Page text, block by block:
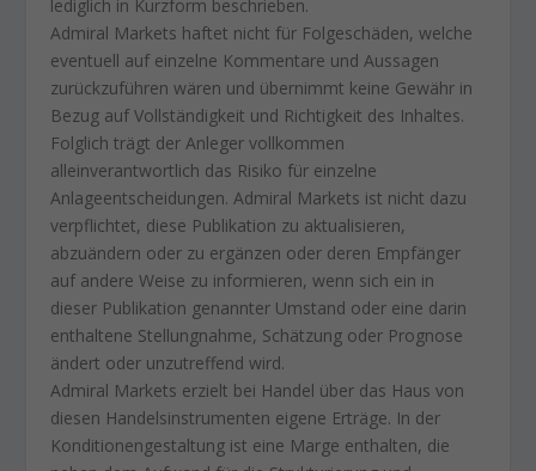
lediglich in Kurzform beschrieben.
Admiral Markets haftet nicht für Folgeschäden, welche
eventuell auf einzelne Kommentare und Aussagen
zurückzuführen wären und übernimmt keine Gewähr in
Bezug auf Vollständigkeit und Richtigkeit des Inhaltes.
Folglich trägt der Anleger vollkommen
alleinverantwortlich das Risiko für einzelne
Anlageentscheidungen. Admiral Markets ist nicht dazu
verpflichtet, diese Publikation zu aktualisieren,
abzuändern oder zu ergänzen oder deren Empfänger
auf andere Weise zu informieren, wenn sich ein in
dieser Publikation genannter Umstand oder eine darin
enthaltene Stellungnahme, Schätzung oder Prognose
ändert oder unzutreffend wird.
Admiral Markets erzielt bei Handel über das Haus von
diesen Handelsinstrumenten eigene Erträge. In der
Konditionengestaltung ist eine Marge enthalten, die